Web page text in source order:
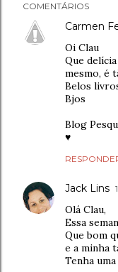
COMENTÁRIOS
Carmen
Oi Clau
Que
mesmo, é
Belos
Bjos
Blog
♥
Jack Lins
Olá Clau,
Essa
Que bom
e a minha
Tenha